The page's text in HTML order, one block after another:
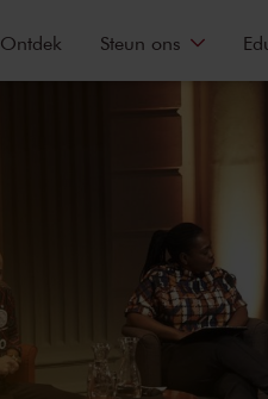
Ontdek Steun ons